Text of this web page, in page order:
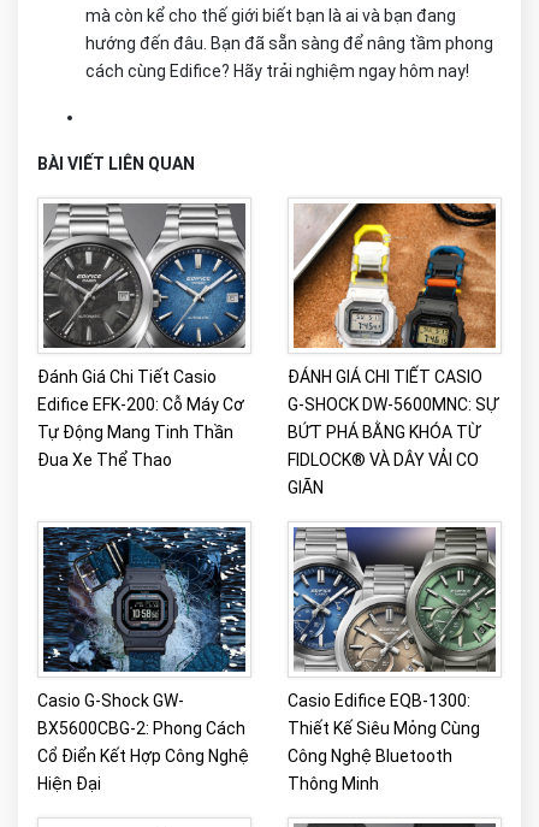
mà còn kể cho thế giới biết bạn là ai và bạn đang
hướng đến đâu. Bạn đã sẵn sàng để nâng tầm phong
cách cùng Edifice? Hãy trải nghiệm ngay hôm nay!
BÀI VIẾT LIÊN QUAN
Đánh Giá Chi Tiết Casio
Edifice EFK-200: Cỗ Máy Cơ
Tự Động Mang Tinh Thần
Đua Xe Thể Thao
ĐÁNH GIÁ CHI TIẾT CASIO
G-SHOCK DW-5600MNC: SỰ
BỨT PHÁ BẰNG KHÓA TỪ
FIDLOCK® VÀ DÂY VẢI CO
GIÃN
Casio G-Shock GW-
BX5600CBG-2: Phong Cách
Cổ Điển Kết Hợp Công Nghệ
Hiện Đại
Casio Edifice EQB-1300:
Thiết Kế Siêu Mỏng Cùng
Công Nghệ Bluetooth
Thông Minh